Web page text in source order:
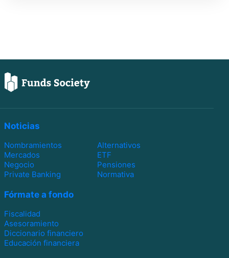
Noticias
Nombramientos
Alternativos
Mercados
ETF
Negocio
Pensiones
Private Banking
Normativa
Fórmate a fondo
Fiscalidad
Asesoramiento
Diccionario financiero
Educación financiera